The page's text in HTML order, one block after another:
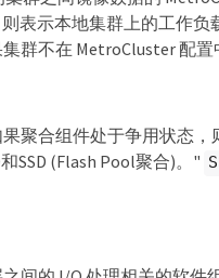
表示本地集群上的工作
群不在 MetroCluster 配置
聚合组件处于争用状态
SSD (Flash Pool聚合)。"